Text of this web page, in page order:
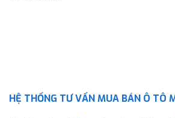
HỆ THỐNG TƯ VẤN MUA BÁN Ô TÔ